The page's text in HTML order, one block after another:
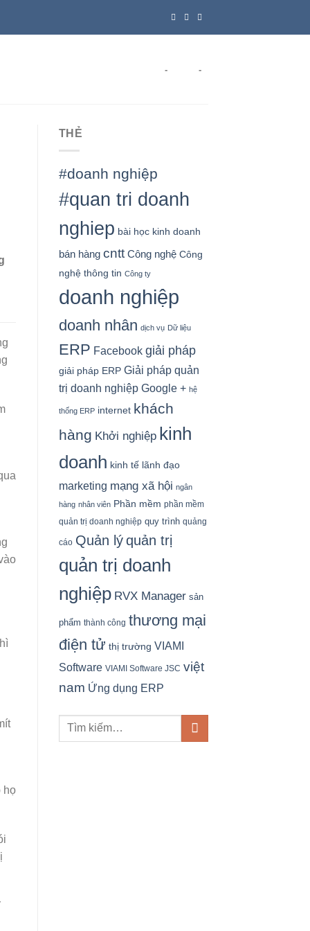
- -
họ
THẺ
#doanh nghiệp
#quan tri doanh
nghiep bài học kinh doanh
bán hàng cntt Công nghệ Công
nghệ thông tin Công ty
doanh nghiệp
doanh nhân dịch vụ Dữ liệu
ERP Facebook giải pháp
giải pháp ERP Giải pháp quản
trị doanh nghiệp Google + hệ
thống ERP internet khách
hàng Khởi nghiệp kinh
doanh kinh tế lãnh đạo
marketing mạng xã hội ngân
hàng nhân viên Phần mềm phần mềm
quản trị doanh nghiệp quy trình quảng
cáo Quản lý quản trị
quản trị doanh
nghiệp RVX Manager sản
phẩm thành công thương mại
điện tử thị trường VIAMI
Software VIAMI Software JSC việt
nam Ứng dụng ERP